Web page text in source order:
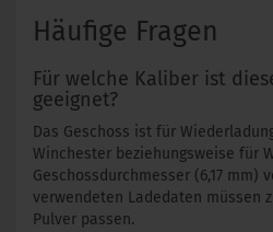
Häufige Fragen
Für welche Kaliber ist
geeignet?
Das Geschoss ist für
Winchester beziehungsweise für
Geschossdurchmesser (6,17 mm)
verwendeten Ladedaten müssen
Pulver passen.